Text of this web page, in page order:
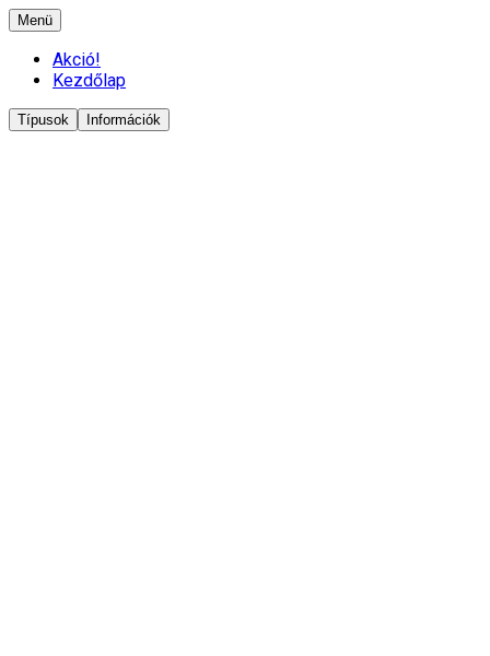
Menü
Akció!
Kezdőlap
Típusok Információk